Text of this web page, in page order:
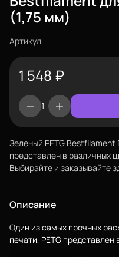
(1,75 мм)
Артикул
1 548 ₽
Зеленый PETG Bestfilament
представлен в различных
Выбирайте и заказывайте
Описание
Один из самых прочных
печати, PETG представлен
Войти